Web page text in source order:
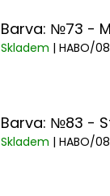
Barva: №73 -
Skladem | HABO/
Barva: №83 -
Skladem | HABO/